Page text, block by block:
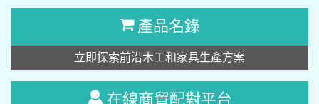
產品名錄
立即探索前沿木工和家具生產方案
在線商貿配對平台